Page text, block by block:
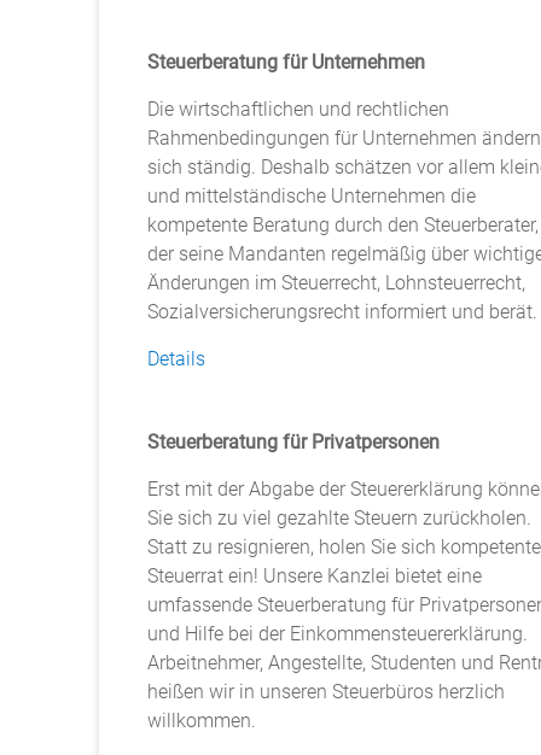
Steuerberatung für Unternehmen
Die wirtschaftlichen und rechtlichen
Rahmenbedingungen für Unternehmen ändern
sich ständig. Deshalb schätzen vor allem
und mittelständische Unternehmen die
kompetente Beratung durch den Steuerberater,
der seine Mandanten regelmäßig über
Änderungen im Steuerrecht, Lohnsteuerrecht,
Sozialversicherungsrecht informiert und berät.
Details
Steuerberatung für Privatpersonen
Erst mit der Abgabe der Steuererklärung
Sie sich zu viel gezahlte Steuern zurückholen.
Statt zu resignieren, holen Sie sich
Steuerrat ein! Unsere Kanzlei bietet eine
umfassende Steuerberatung für
und Hilfe bei der Einkommensteuererklärung.
Arbeitnehmer, Angestellte, Studenten und
heißen wir in unseren Steuerbüros herzlich
willkommen.